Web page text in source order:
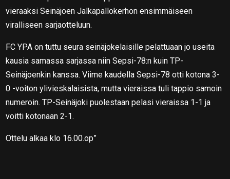
vieraaksi Seinäjoen Jalkapallokerhon ensimmäiseen
viralliseen sarjaotteluun.
FC YPA on tuttu seura seinäjokelaisille pelattuaan jo useita
kausia samassa sarjassa niin Sepsi-78:n kuin TP-
Seinäjoenkin kanssa. Viime kaudella Sepsi-78 otti kotona 3-
0 -voiton ylivieskalaisista, mutta vieraissa tuli tappio samoin
numeroin. TP-Seinäjoki puolestaan pelasi vieraissa 1-1 ja
voitti kotonaan 2-1.
Ottelu alkaa klo 16.00.op”